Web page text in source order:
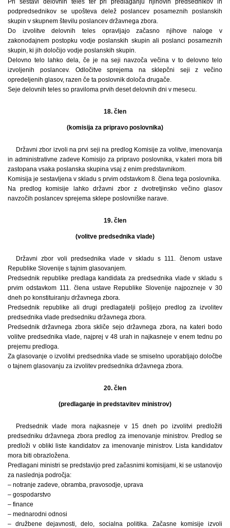
podpredsednikov se upošteva delež poslancev posameznih poslanskih
skupin v skupnem številu poslancev državnega zbora.
Do izvolitve delovnih teles opravljajo začasno njihove naloge v
zakonodajnem postopku vodje poslanskih skupin ali poslanci posameznih
skupin, ki jih določijo vodje poslanskih skupin.
Delovno telo lahko dela, če je na seji navzoča večina v to delovno telo
izvoljenih poslancev. Odločitve sprejema na sklepčni seji z večino
opredeljenih glasov, razen če ta poslovnik določa drugače.
Seje delovnih teles so praviloma prvih deset delovnih dni v mesecu.
18. člen
(komisija za pripravo poslovnika)
Državni zbor izvoli na prvi seji na predlog Komisije za volitve, imenovanja
in administrativne zadeve Komisijo za pripravo poslovnika, v kateri mora biti
zastopana vsaka poslanska skupina vsaj z enim predstavnikom.
Komisija je sestavljena v skladu s prvim odstavkom 8. člena tega poslovnika.
Na predlog komisije lahko državni zbor z dvotretjinsko večino glasov
navzočih poslancev sprejema sklepe poslovniške narave.
19. člen
(volitve predsednika vlade)
Državni zbor voli predsednika vlade v skladu s 111. členom ustave
Republike Slovenije s tajnim glasovanjem.
Predsednik republike predlaga kandidata za predsednika vlade v skladu s
prvim odstavkom 111. člena ustave Republike Slovenije najpozneje v 30
dneh po konstituiranju državnega zbora.
Predsednik republike ali drugi predlagatelji pošljejo predlog za izvolitev
predsednika vlade predsedniku državnega zbora.
Predsednik državnega zbora skliče sejo državnega zbora, na kateri bodo
volitve predsednika vlade, najprej v 48 urah in najkasneje v enem tednu po
prejemu predloga.
Za glasovanje o izvolitvi predsednika vlade se smiselno uporabljajo določbe
o tajnem glasovanju za izvolitev predsednika državnega zbora.
20. člen
(predlaganje in predstavitev ministrov)
Predsednik vlade mora najkasneje v 15 dneh po izvolitvi predložiti
predsedniku državnega zbora predlog za imenovanje ministrov. Predlog se
predloži v obliki liste kandidatov za imenovanje ministrov. Lista kandidatov
mora biti obrazložena.
Predlagani ministri se predstavijo pred začasnimi komisijami, ki se ustanovijo
za naslednja področja:
– notranje zadeve, obramba, pravosodje, uprava
– gospodarstvo
– finance
– mednarodni odnosi
– družbene dejavnosti, delo, socialna politika. Začasne komisije izvoli